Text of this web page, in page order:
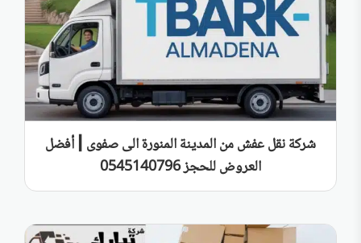
شركة نقل عفش من المدينة المنورة الى صفوى | أفضل
العروض للحجز 0545140796